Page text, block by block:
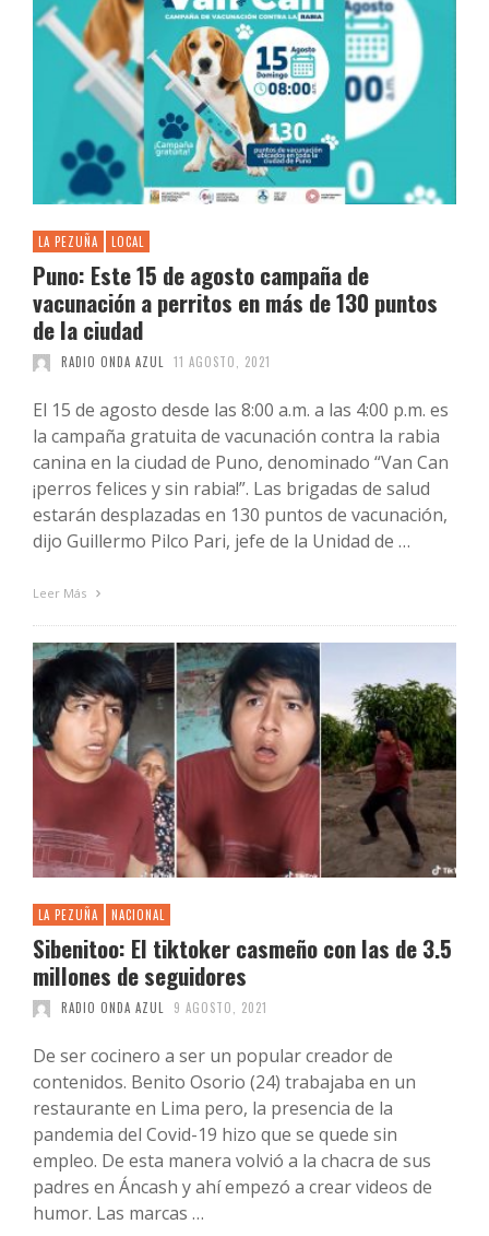
LA PEZUÑA LOCAL
Puno: Este 15 de agosto campaña de
vacunación a perritos en más de 130 puntos
de la ciudad
RADIO ONDA AZUL 11 AGOSTO, 2021
El 15 de agosto desde las 8:00 a.m. a las 4:00 p.m. es
la campaña gratuita de vacunación contra la rabia
canina en la ciudad de Puno, denominado “Van Can
¡perros felices y sin rabia!”. Las brigadas de salud
estarán desplazadas en 130 puntos de vacunación,
dijo Guillermo Pilco Pari, jefe de la Unidad de …
Leer Más
LA PEZUÑA NACIONAL
Sibenitoo: El tiktoker casmeño con las de 3.5
millones de seguidores
RADIO ONDA AZUL 9 AGOSTO, 2021
De ser cocinero a ser un popular creador de
contenidos. Benito Osorio (24) trabajaba en un
restaurante en Lima pero, la presencia de la
pandemia del Covid-19 hizo que se quede sin
empleo. De esta manera volvió a la chacra de sus
padres en Áncash y ahí empezó a crear videos de
humor. Las marcas …